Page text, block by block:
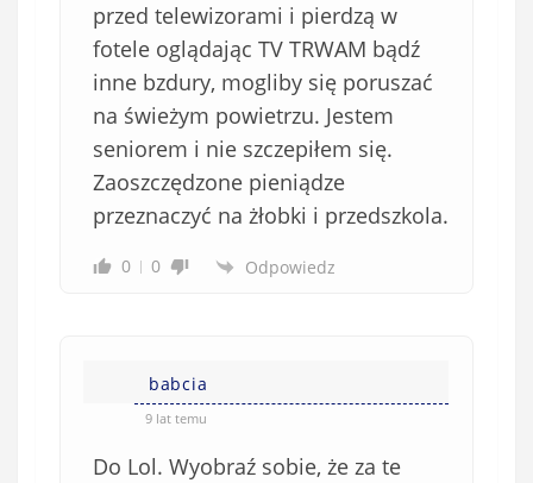
przed telewizorami i pierdzą w
fotele oglądając TV TRWAM bądź
inne bzdury, mogliby się poruszać
na świeżym powietrzu. Jestem
seniorem i nie szczepiłem się.
Zaoszczędzone pieniądze
przeznaczyć na żłobki i przedszkola.
0 0 Odpowiedz
babcia
9 lat temu
Do Lol. Wyobraź sobie, że za te